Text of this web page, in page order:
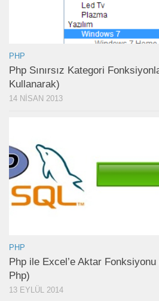
PHP
Php Sınırsız Kategori
Kullanarak)
14 NISAN 2013
PHP
Php ile Excel’e Aktar
Php)
13 EYLÜL 2014